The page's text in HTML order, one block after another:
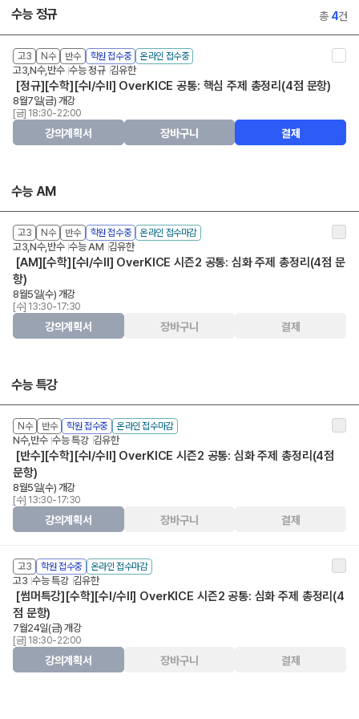
수능 정규 총 4건
고3 N수 반수 학원 접수중 온라인 접수중
고3,N수,반수 수능 정규 김유한
[정규][수학][수I/수II] OverKICE 공통: 핵심 주제 총정리(4점 문항)
8월7일(금) 개강
[금] 18:30-22:00
강의계획서 장바구니 결제
수능 AM
고3 N수 반수 학원 접수중 온라인 접수마감
고3,N수,반수 수능 AM 김유한
[AM][수학][수I/수II] OverKICE 시즌2 공통: 심화 주제 총정리(4점 문
항)
8월5일(수) 개강
[수] 13:30-17:30
강의계획서 장바구니 결제
수능 특강
N수 반수 학원 접수중 온라인 접수마감
N수,반수 수능 특강 김유한
[반수][수학][수I/수II] OverKICE 시즌2 공통: 심화 주제 총정리(4점
문항)
8월5일(수) 개강
[수] 13:30-17:30
강의계획서 장바구니 결제
고3 학원 접수중 온라인 접수마감
고3 수능 특강 김유한
[썸머특강][수학][수I/수II] OverKICE 시즌2 공통: 심화 주제 총정리(4
점 문항)
7월24일(금) 개강
[금] 18:30-22:00
강의계획서 장바구니 결제